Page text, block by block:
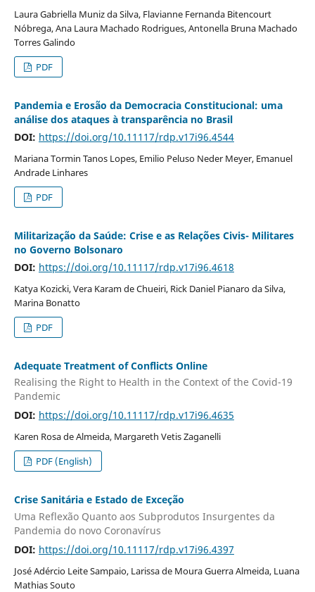
Laura Gabriella Muniz da Silva, Flavianne Fernanda Bitencourt
Nóbrega, Ana Laura Machado Rodrigues, Antonella Bruna Machado
Torres Galindo
PDF
Pandemia e Erosão da Democracia Constitucional: uma
análise dos ataques à transparência no Brasil
DOI: https://doi.org/10.11117/rdp.v17i96.4544
Mariana Tormin Tanos Lopes, Emilio Peluso Neder Meyer, Emanuel
Andrade Linhares
PDF
Militarização da Saúde: Crise e as Relações Civis- Militares
no Governo Bolsonaro
DOI: https://doi.org/10.11117/rdp.v17i96.4618
Katya Kozicki, Vera Karam de Chueiri, Rick Daniel Pianaro da Silva,
Marina Bonatto
PDF
Adequate Treatment of Conflicts Online
Realising the Right to Health in the Context of the Covid-19
Pandemic
DOI: https://doi.org/10.11117/rdp.v17i96.4635
Karen Rosa de Almeida, Margareth Vetis Zaganelli
PDF (English)
Crise Sanitária e Estado de Exceção
Uma Reflexão Quanto aos Subprodutos Insurgentes da
Pandemia do novo Coronavírus
DOI: https://doi.org/10.11117/rdp.v17i96.4397
José Adércio Leite Sampaio, Larissa de Moura Guerra Almeida, Luana
Mathias Souto